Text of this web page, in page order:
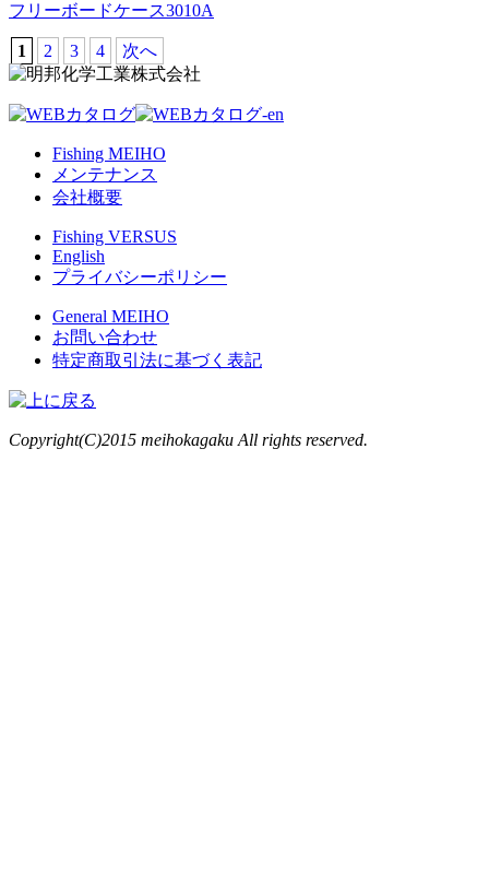
フリーボードケース3010A
1 2 3 4 次へ
Fishing MEIHO
メンテナンス
会社概要
Fishing VERSUS
English
プライバシーポリシー
General MEIHO
お問い合わせ
特定商取引法に基づく表記
Copyright(C)2015 meihokagaku All rights reserved.